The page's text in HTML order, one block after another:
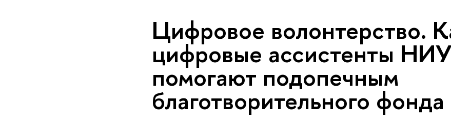
Цифровое волонтерство.
цифровые ассистенты
помогают подопечным
благотворительного фонда